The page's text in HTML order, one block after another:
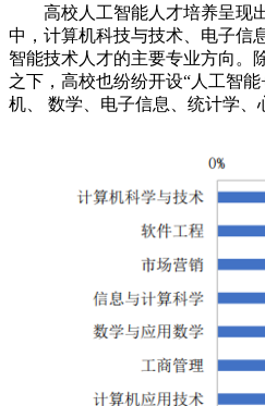
高校人工智能人才培养呈现
中，计算机科技与技术、电子信
智能技术人才的主要专业方向。
之下，高校也纷纷开设“人工智
机、 数学、电子信息、统计学、